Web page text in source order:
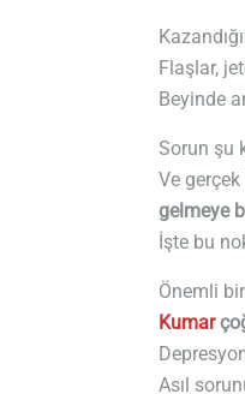
Flaşlar,
Beyinde
Sorun şu
Ve
gelmeye
İşte bu
Önemli
Kumar
Asıl